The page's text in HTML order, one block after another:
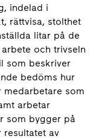
indelad i
rättvisa, stolthet
litar på de
och trivseln
som beskriver
bedöms hur
medarbetare som
arbetar
som bygger på
av